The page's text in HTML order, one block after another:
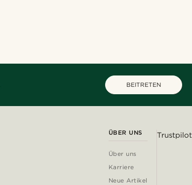
BEITRETEN
ÜBER UNS
Über uns
Karriere
Neue Artikel
Trustpilot